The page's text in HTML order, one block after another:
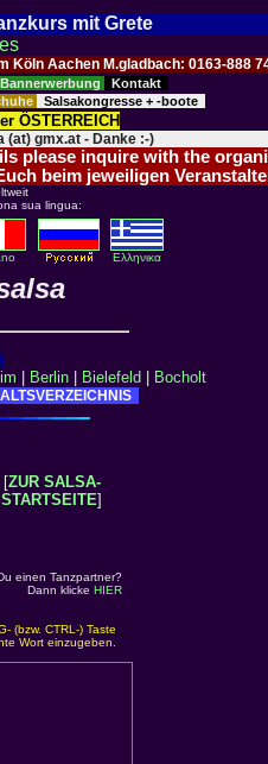
mit Grete
Köln Aachen M.gladbach: 0163-888
Bannerwerbung Kontakt
Salsakongresse + -boote
ÖSTERREICH
(at) gmx.at - Danke :-)
please inquire with the
beim jeweiligen
sua lingua:
Eλληνικα
Berlin Bielefeld
Bocholt
[ZUR SALSA-
STARTSEITE]
einen Tanzpartner?
Dann klicke HIER
(bzw. CTRL-) Taste
Wort einzugeben.